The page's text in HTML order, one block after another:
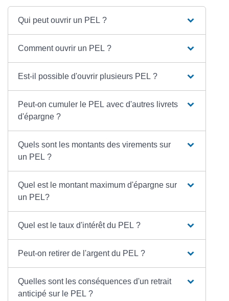
Qui peut ouvrir un PEL ?
Comment ouvrir un PEL ?
Est-il possible d'ouvrir plusieurs PEL ?
Peut-on cumuler le PEL avec d'autres livrets
d'épargne ?
Quels sont les montants des virements sur
un PEL ?
Quel est le montant maximum d'épargne sur
un PEL?
Quel est le taux d'intérêt du PEL ?
Peut-on retirer de l'argent du PEL ?
Quelles sont les conséquences d'un retrait
anticipé sur le PEL ?